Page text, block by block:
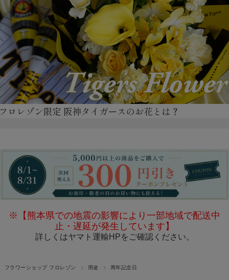
※【熊本県での地震の影響により一部地域で配送中
止・遅延が発生しています】
詳しくはヤマト運輸HPをご確認ください。
フラワーショップ フロレゾン 用途 周年記念日